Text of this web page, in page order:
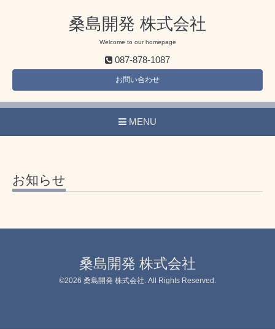
桑島開発 株式会社
Welcome to our homepage
087-878-1087
お問い合わせ
MENU
お知らせ
桑島開発 株式会社
©2026 桑島開発 株式会社 . All Rights Reserved.